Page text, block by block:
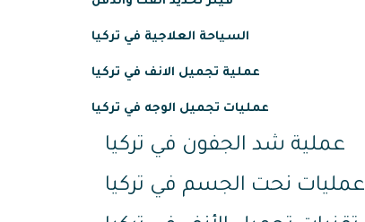
السياحة العلاجية في تركيا
عملية تجميل الانف في تركيا
عمليات تجميل الوجه في تركيا
عملية شد الجفون في تركيا
عمليات نحت الجسم في تركيا